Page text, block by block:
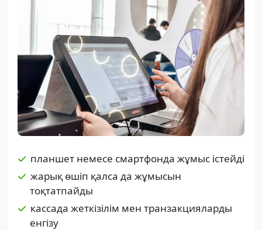
планшет немесе смартфонда жұмыс істейді
жарық өшіп қалса да жұмысын
тоқтатпайды
кассада жеткізілім мен транзакцияларды
енгізу